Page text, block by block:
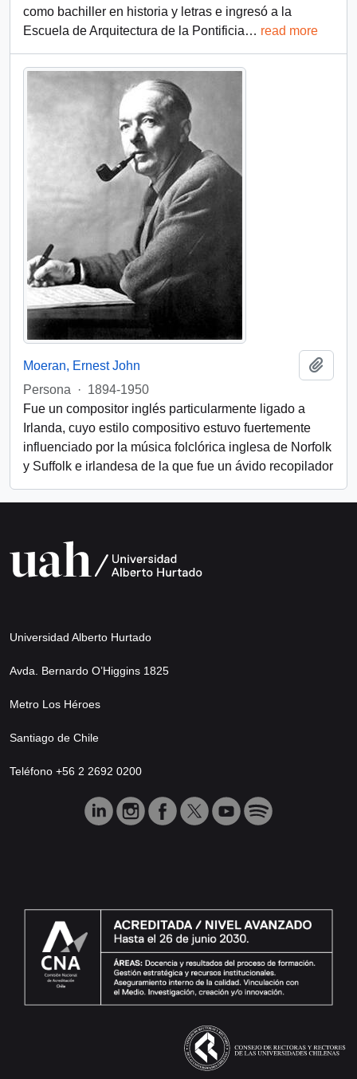
como bachiller en historia y letras e ingresó a la
Escuela de Arquitectura de la Pontificia… read more
Moeran, Ernest John
Persona
· 1894-1950
Fue un compositor inglés particularmente ligado a
Irlanda, cuyo estilo compositivo estuvo fuertemente
influenciado por la música folclórica inglesa de Norfolk
y Suffolk e irlandesa de la que fue un ávido recopilador
Universidad Alberto Hurtado
Avda. Bernardo O’Higgins 1825
Metro Los Héroes
Santiago de Chile
Teléfono +56 2 2692 0200